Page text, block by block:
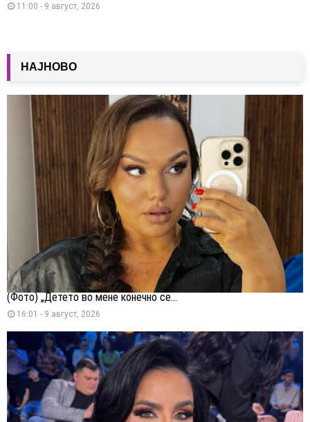
11:00 - 9 август, 2026
НАЈНОВО
(Фото) „Детето во мене конечно се...
16:01 - 9 август, 2026